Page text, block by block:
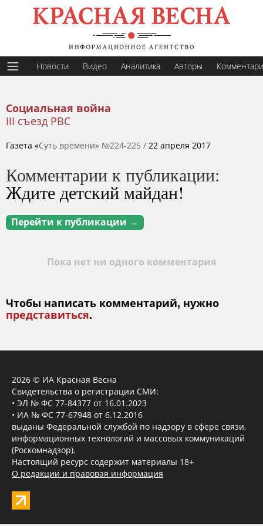
Новости Видео Аналитика Авторы
Социальная война
III съезд РВС
Газета «Суть времени» №224-225 / 22 апреля 2017
Комментарии к публикации:
Ждите детский майдан!
Перейти к публикации →
Пока нет ни одного комментария
Чтобы написать комментарий, нужно
представиться.
2026 © ИА Красная Весна
Свидетельства о регистрации СМИ:
• ЭЛ № ФС 77-84377 от 16.01.2023
• ИА № ФС 77-67948 от 6.12.2016
выданы Федеральной службой по надзору в сфере связи,
информационных технологий и массовых коммуникаций
(Роскомнадзор).
Настоящий ресурс содержит материалы 18+
О редакции и правовая информация